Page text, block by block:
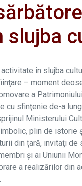
slujba
în slujba
– moment
a
sfinţenie de-a
Ministerului
plin de
din țară, invitaţi de
şi ai Uniunii
a realizărilor din